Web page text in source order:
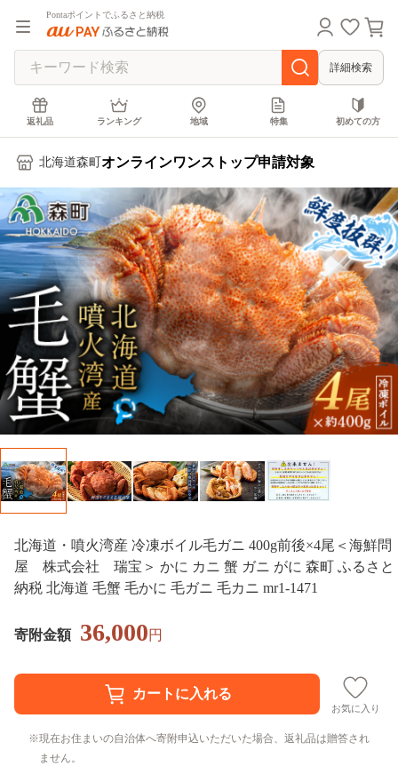
Pontaポイントでふるさと納税
詳細検索
返礼品 ランキング 地域 特集 初めての方
北海道森町 オンラインワンストップ申請対象
北海道・噴火湾産 冷凍ボイル毛ガニ 400g前後×4尾＜海鮮問
屋 株式会社 瑞宝＞ かに カニ 蟹 ガニ がに 森町 ふるさと
納税 北海道 毛蟹 毛かに 毛ガニ 毛カニ mr1-1471
寄附金額 36,000円
お気に入り
現在お住まいの自治体へ寄附申込いただいた場合、返礼品は贈答され
ません。